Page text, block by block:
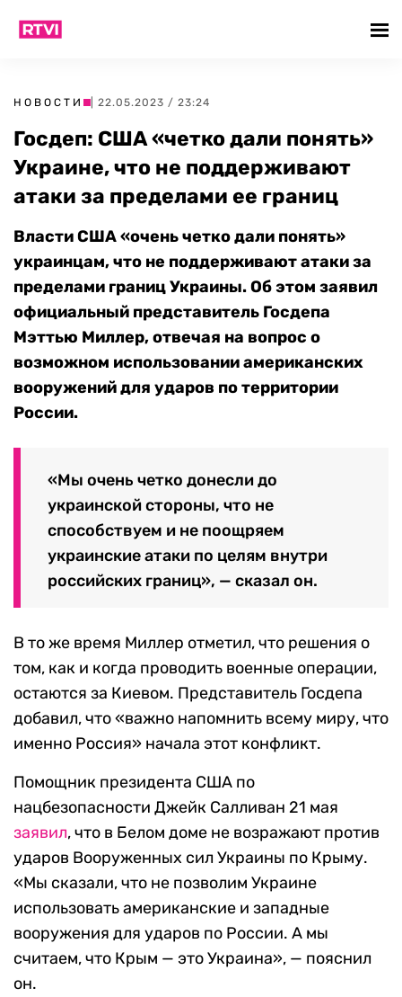
НОВОСТИ | 22.05.2023 / 23:24
Госдеп: США «четко дали понять»
Украине, что не поддерживают
атаки за пределами ее границ
Власти США «очень четко дали понять»
украинцам, что не поддерживают атаки за
пределами границ Украины. Об этом заявил
официальный представитель Госдепа
Мэттью Миллер, отвечая на вопрос о
возможном использовании американских
вооружений для ударов по территории
России.
«Мы очень четко донесли до
украинской стороны, что не
способствуем и не поощряем
украинские атаки по целям внутри
российских границ», — сказал он.
В то же время Миллер отметил, что решения о
том, как и когда проводить военные операции,
остаются за Киевом. Представитель Госдепа
добавил, что «важно напомнить всему миру, что
именно Россия» начала этот конфликт.
Помощник президента США по
нацбезопасности Джейк Салливан 21 мая
заявил, что в Белом доме не возражают против
ударов Вооруженных сил Украины по Крыму.
«Мы сказали, что не позволим Украине
использовать американские и западные
вооружения для ударов по России. А мы
считаем, что Крым — это Украина», — пояснил
он.